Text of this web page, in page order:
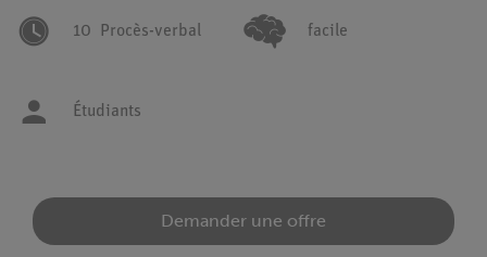
10 Procès-verbal facile
Étudiants
Demander une offre